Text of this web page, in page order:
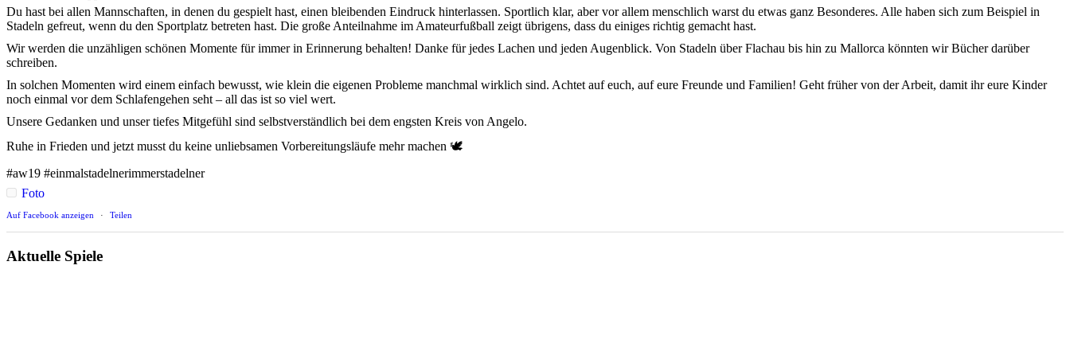
Du hast bei allen Mannschaften, in denen du gespielt hast, einen bleibenden Eindruck hinterlassen. Sportlich klar, aber vor allem menschlich warst du etwas ganz Besonderes. Alle haben sich zum Beispiel in
Stadeln gefreut, wenn du den Sportplatz betreten hast. Die große Anteilnahme im Amateurfußball zeigt übrigens, dass du einiges richtig gemacht hast.
Wir werden die unzähligen schönen Momente für immer in Erinnerung behalten! Danke für jedes Lachen und jeden Augenblick. Von Stadeln über Flachau bis hin zu Mallorca könnten wir Bücher darüber
schreiben.
In solchen Momenten wird einem einfach bewusst, wie klein die eigenen Probleme manchmal wirklich sind. Achtet auf euch, auf eure Freunde und Familien! Geht früher von der Arbeit, damit ihr eure Kinder
noch einmal vor dem Schlafengehen seht – all das ist so viel wert.
Unsere Gedanken und unser tiefes Mitgefühl sind selbstverständlich bei dem engsten Kreis von Angelo.
Ruhe in Frieden und jetzt musst du keine unliebsamen Vorbereitungsläufe mehr machen 🕊
#aw19 #einmalstadelnerimmerstadelner
Foto
Auf Facebook anzeigen · Teilen
Aktuelle Spiele